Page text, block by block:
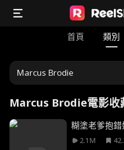
首頁 類別
Marcus Brodie
Marcus Brodie電影收
糊塗老爹抱錯
2.1M